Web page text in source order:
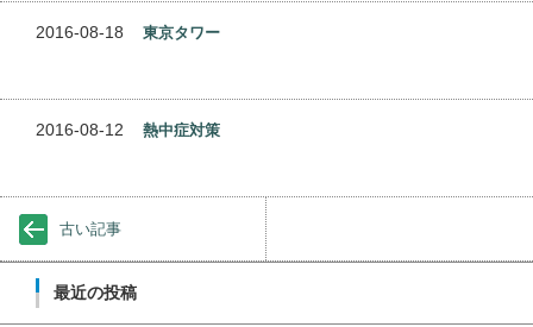
2016-08-18 東京タワー
2016-08-12 熱中症対策
古い記事
最近の投稿